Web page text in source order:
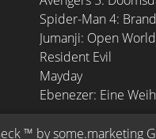
Spider-Man 4:
Jumanji: Open World
Resident Evil
Mayday
Ebenezer: Eine
™ by some.marketing